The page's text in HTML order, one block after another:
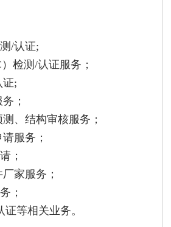
/认证;
检测/认证服务；
证;
；
、结构审核服务；
服务；
；
家服务；
；
等相关业务。